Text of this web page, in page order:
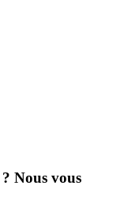
Nous vous